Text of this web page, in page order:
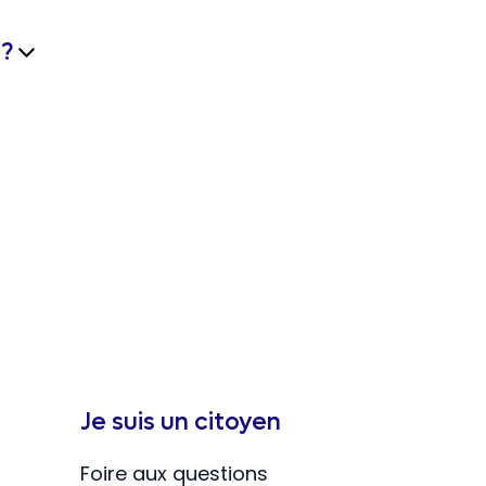
Je suis un citoyen
Foire aux questions